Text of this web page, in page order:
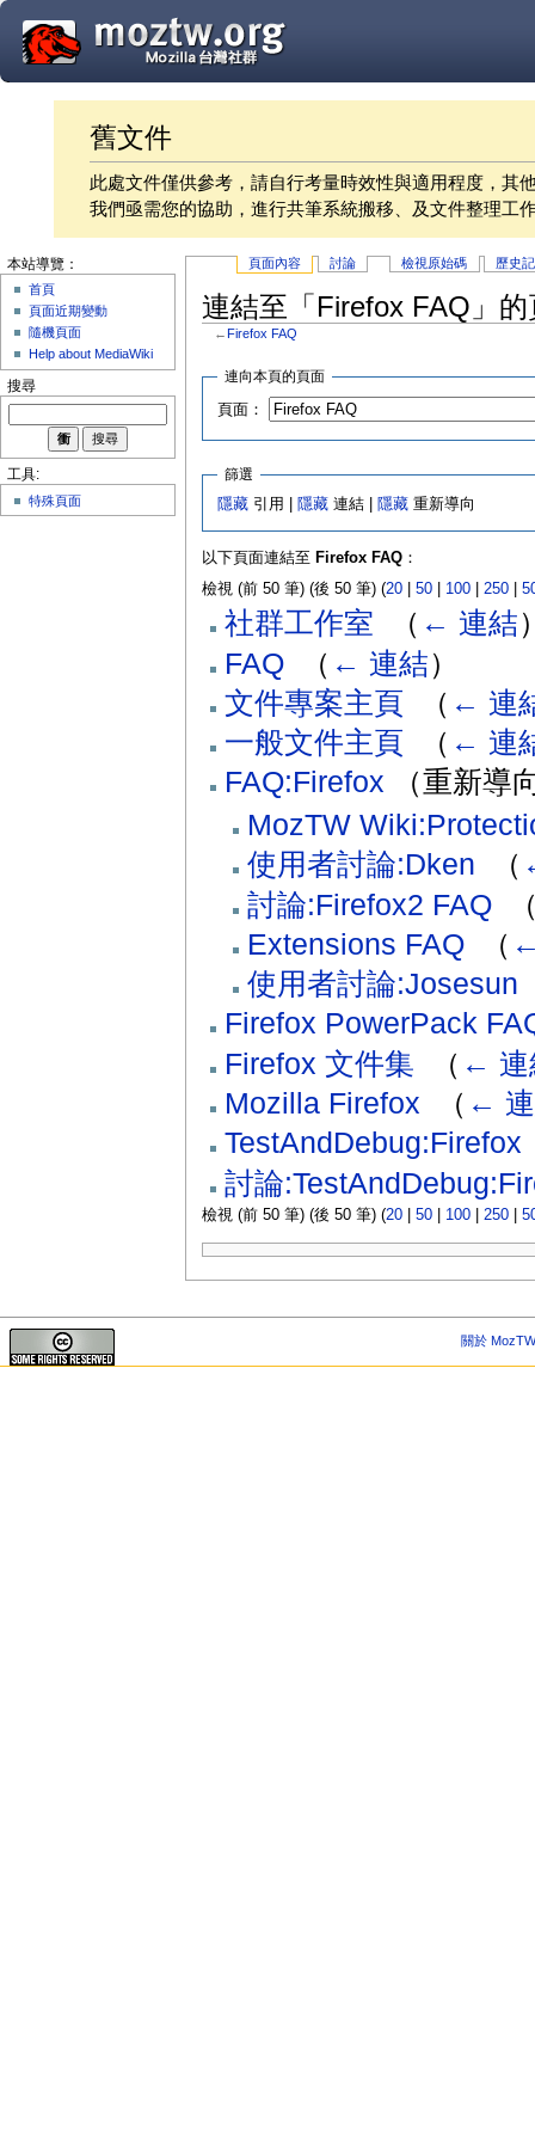
舊文件
此處文件僅供參考，請自行考量時效性與適用程度，其
我們亟需您的協助，進行共筆系統搬移、及文件整理工
頁面內容 討論 檢視原始碼 歷史
連結至「Firefox FAQ」的
← Firefox FAQ
連向本頁的頁面
頁面：
篩選
隱藏 引用 | 隱藏 連結 | 隱藏 重新導向
以下頁面連結至 Firefox FAQ：
檢視 (前 50 筆) (後 50 筆) (20| 50| 100| 250|
社群工作室 （ ← 連結
FAQ‎ （ ← 連結）
文件專案主頁
（ ← 連
一般文件主頁
（ ← 連
FAQ:Firefox （重新導
MozTW
使用者討論:Dken
（
討論:Firefox2 FAQ‎
Extensions FAQ‎ （
使用者討論:Josesun
Firefox PowerPack
Firefox 文件集
（ ← 連
Mozilla Firefox
（ ←
TestAndDebug:Firefox
討論
檢視 (前 50 筆) (後 50 筆) (20| 50| 100| 250|
本站導覽：
首頁
頁面近期變動
隨機頁面
Help about MediaWiki
搜尋
工具:
特殊頁面
關於